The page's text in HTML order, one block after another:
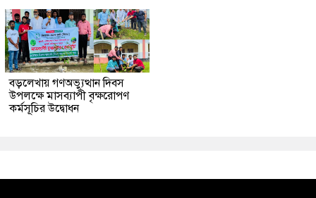
বড়লেখায় গণঅভ্যুত্থান দিবস
উপলক্ষে মাসব্যাপী বৃক্ষরোপণ
কর্মসূচির উদ্বোধন